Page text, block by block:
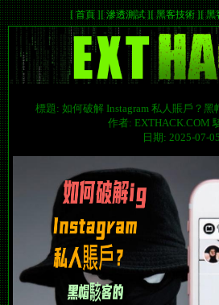
[ 首頁 ] [ 滲透測試 ][ 黑客技術 ][ 黑
標題: 如何破解 Instagram 私人賬戶？
作者: EXTHACK.COM
日期: 2025-07-05